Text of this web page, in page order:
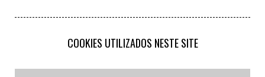
COOKIES UTILIZADOS NESTE SITE